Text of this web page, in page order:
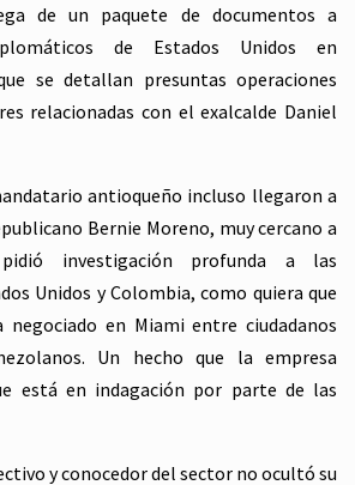
de un paquete de documentos a
de Estados Unidos en
se detallan presuntas operaciones
relacionadas con el exalcalde Daniel
antioqueño incluso llegaron a
Bernie Moreno, muy cercano a
investigación profunda a las
Unidos y Colombia, como quiera que
en Miami entre ciudadanos
Un hecho que la empresa
está en indagación por parte de las
y conocedor del sector no ocultó su